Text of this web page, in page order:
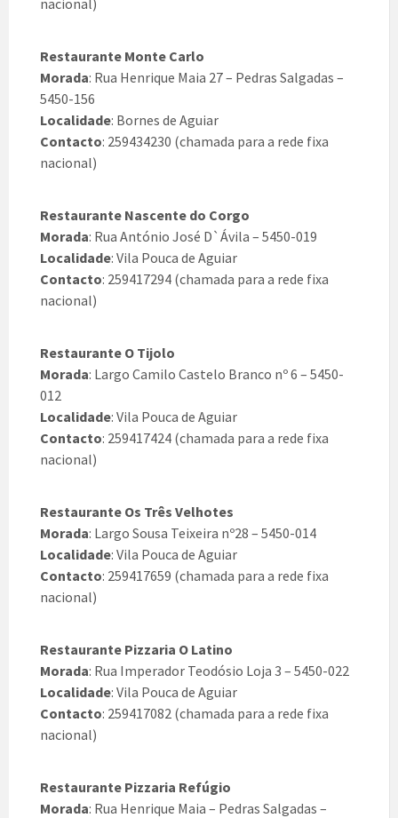
nacional)
Restaurante Monte Carlo
Morada: Rua Henrique Maia 27 – Pedras Salgadas –
5450-156
Localidade: Bornes de Aguiar
Contacto: 259434230 (chamada para a rede fixa
nacional)
Restaurante Nascente do Corgo
Morada: Rua António José D`Ávila – 5450-019
Localidade: Vila Pouca de Aguiar
Contacto: 259417294 (chamada para a rede fixa
nacional)
Restaurante O Tijolo
Morada: Largo Camilo Castelo Branco nº 6 – 5450-
012
Localidade: Vila Pouca de Aguiar
Contacto: 259417424 (chamada para a rede fixa
nacional)
Restaurante Os Três Velhotes
Morada: Largo Sousa Teixeira nº28 – 5450-014
Localidade: Vila Pouca de Aguiar
Contacto: 259417659 (chamada para a rede fixa
nacional)
Restaurante Pizzaria O Latino
Morada: Rua Imperador Teodósio Loja 3 – 5450-022
Localidade: Vila Pouca de Aguiar
Contacto: 259417082 (chamada para a rede fixa
nacional)
Restaurante Pizzaria Refúgio
Morada: Rua Henrique Maia – Pedras Salgadas –